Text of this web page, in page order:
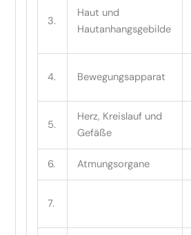
3.
Haut und
Hautanhangsgebilde
4. Bewegungsapparat
5.
Herz, Kreislauf und
Gefäße
6. Atmungsorgane
7.